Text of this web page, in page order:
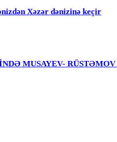
Xəzər dənizinə keçir
MUSAYEV- RÜSTƏMOV